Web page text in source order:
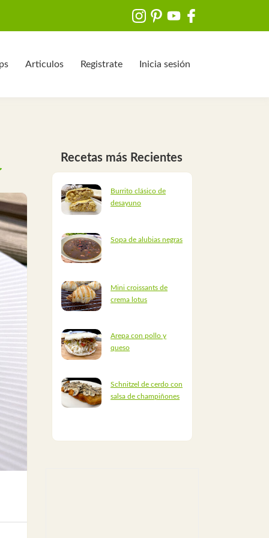
Articulos Registrate Inicia sesión
Recetas más Recientes
Burrito clásico de
desayuno
Sopa de alubias negras
Mini croissants de
crema lotus
Arepa con pollo y
queso
Schnitzel de cerdo con
salsa de champiñones